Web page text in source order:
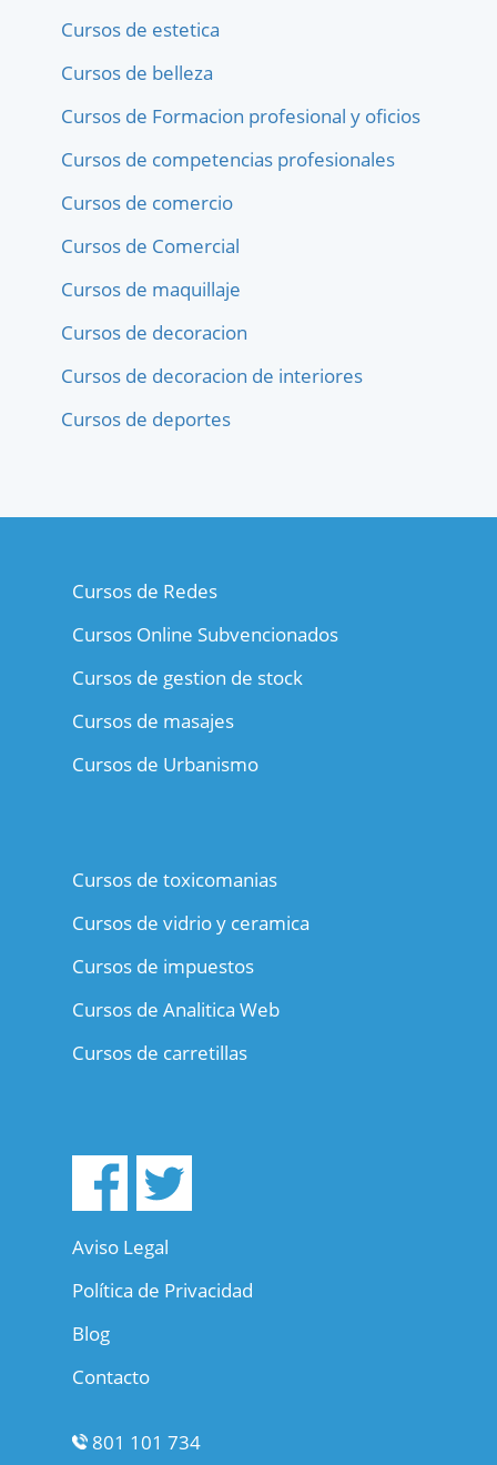
Cursos de estetica
Cursos de belleza
Cursos de Formacion profesional y oficios
Cursos de competencias profesionales
Cursos de comercio
Cursos de Comercial
Cursos de maquillaje
Cursos de decoracion
Cursos de decoracion de interiores
Cursos de deportes
Cursos de Redes
Cursos Online Subvencionados
Cursos de gestion de stock
Cursos de masajes
Cursos de Urbanismo
Cursos de toxicomanias
Cursos de vidrio y ceramica
Cursos de impuestos
Cursos de Analitica Web
Cursos de carretillas
Aviso Legal
Política de Privacidad
Blog
Contacto
801 101 734